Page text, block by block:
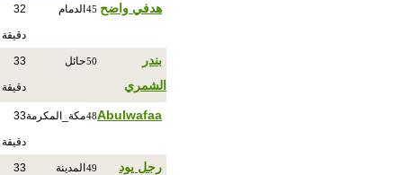
هدفي واضح 45 الدمام 32
دقيقة
بندر
الشمري
50حائل 33
دقيقة
Abulwafaa
48مكة_المكرمة33
دقيقة
رجل يود
49 المدينة 33